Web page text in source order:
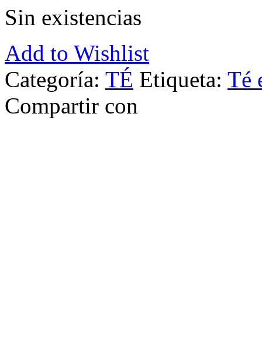
Sin existencias
Add to Wishlist
Categoría: TÉ Etiqueta: Té
Compartir con